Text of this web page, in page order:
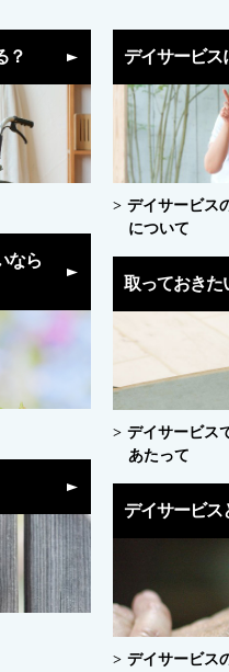
？
なら
デイサービス
デイサービス
について
取っておきた
デイサービス
あたって
デイサービス
デイサービス